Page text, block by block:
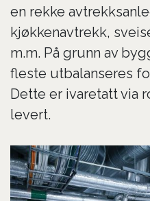
en rekke
kjøkkenavtrekk,
m.m. På grunn av
fleste utbalanseres
Dette er ivaretatt via
levert.